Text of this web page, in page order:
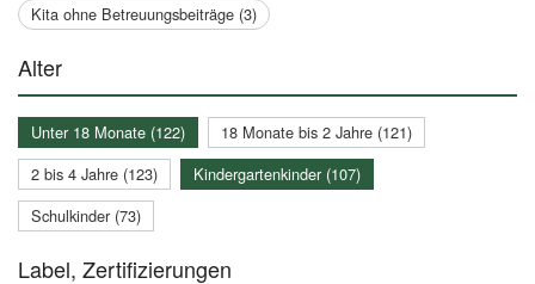
Kita ohne Betreuungsbeiträge (3)
Alter
Unter 18 Monate (122)
18 Monate bis 2 Jahre (121)
2 bis 4 Jahre (123)
Kindergartenkinder (107)
Schulkinder (73)
Label, Zertifizierungen